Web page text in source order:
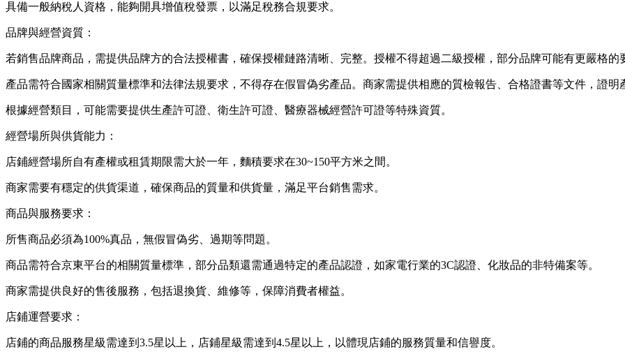
具備一般納稅人資格，能夠開具增值稅發票，以滿足稅務合規要求。
品牌與經營資質：
若銷售品牌商品，需提供品牌方的合法授權書，確保授權鏈路清晰、完整。授權不得超過二級授權，部分品牌可能有更嚴格的
產品需符合國家相關質量標準和法律法規要求，不得存在假冒偽劣產品。商家需提供相應的質檢報告、合格證書等文件，證明
根據經營類目，可能需要提供生產許可證、衛生許可證、醫療器械經營許可證等特殊資質。
經營場所與供貨能力：
店鋪經營場所自有產權或租賃期限需大於一年，麵積要求在30~150平方米之間。
商家需要有穩定的供貨渠道，確保商品的質量和供貨量，滿足平台銷售需求。
商品與服務要求：
所售商品必須為100%真品，無假冒偽劣、過期等問題。
商品需符合京東平台的相關質量標準，部分品類還需通過特定的產品認證，如家電行業的3C認證、化妝品的非特備案等。
商家需提供良好的售後服務，包括退換貨、維修等，保障消費者權益。
店鋪運營要求：
店鋪的商品服務星級需達到3.5星以上，店鋪星級需達到4.5星以上，以體現店鋪的服務質量和信譽度。